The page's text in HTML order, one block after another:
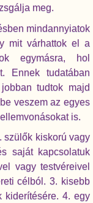
meg.
mindannyiatok
mit várhattok el a
egymásra, hol
Ennek tudatában
tudtok majd
veszem az egyes
is.
szülők kiskorú vagy
saját kapcsolatuk
vagy testvéreivel
célból. 3. kisebb
kiderítésére. 4. egy